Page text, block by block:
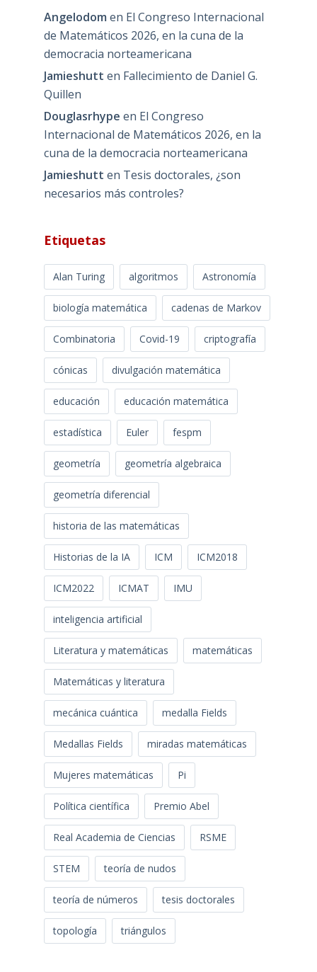
Angelodom en El Congreso Internacional
de Matemáticos 2026, en la cuna de la
democracia norteamericana
Jamieshutt en Fallecimiento de Daniel G.
Quillen
Douglasrhype en El Congreso
Internacional de Matemáticos 2026, en la
cuna de la democracia norteamericana
Jamieshutt en Tesis doctorales, ¿son
necesarios más controles?
Etiquetas
Alan Turing algoritmos Astronomía
biología matemática cadenas de Markov
Combinatoria Covid-19 criptografía
cónicas divulgación matemática
educación educación matemática
estadística Euler fespm
geometría geometría algebraica
geometría diferencial
historia de las matemáticas
Historias de la IA ICM ICM2018
ICM2022 ICMAT IMU
inteligencia artificial
Literatura y matemáticas matemáticas
Matemáticas y literatura
mecánica cuántica medalla Fields
Medallas Fields miradas matemáticas
Mujeres matemáticas Pi
Política científica Premio Abel
Real Academia de Ciencias RSME
STEM teoría de nudos
teoría de números tesis doctorales
topología triángulos